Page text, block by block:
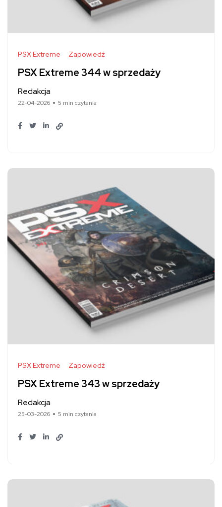
PSX Extreme Zapowiedź
PSX Extreme 344 w sprzedaży
Redakcja
22-04-2026 5 min czytania
PSX Extreme Zapowiedź
PSX Extreme 343 w sprzedaży
Redakcja
25-03-2026 5 min czytania